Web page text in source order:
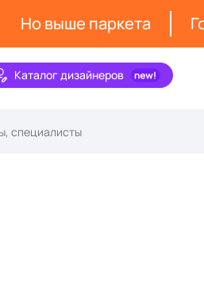
Но выше паркета
Каталог дизайнеров